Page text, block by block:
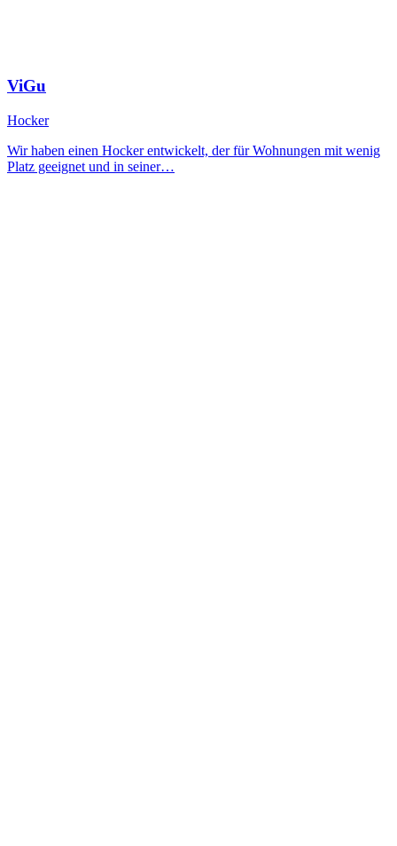
ViGu
Hocker
Wir haben einen Hocker entwickelt, der für Wohnungen mit wenig
Platz geeignet und in seiner…